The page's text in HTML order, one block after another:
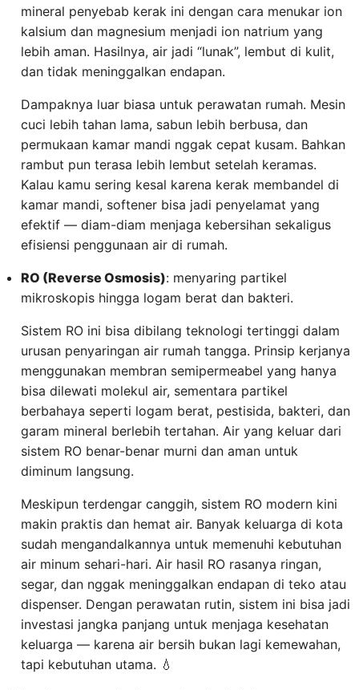
mineral penyebab kerak ini dengan cara menukar ion
kalsium dan magnesium menjadi ion natrium yang
lebih aman. Hasilnya, air jadi “lunak”, lembut di kulit,
dan tidak meninggalkan endapan.
Dampaknya luar biasa untuk perawatan rumah. Mesin
cuci lebih tahan lama, sabun lebih berbusa, dan
permukaan kamar mandi nggak cepat kusam. Bahkan
rambut pun terasa lebih lembut setelah keramas.
Kalau kamu sering kesal karena kerak membandel di
kamar mandi, softener bisa jadi penyelamat yang
efektif — diam-diam menjaga kebersihan sekaligus
efisiensi penggunaan air di rumah.
RO (Reverse Osmosis): menyaring partikel
mikroskopis hingga logam berat dan bakteri.
Sistem RO ini bisa dibilang teknologi tertinggi dalam
urusan penyaringan air rumah tangga. Prinsip kerjanya
menggunakan membran semipermeabel yang hanya
bisa dilewati molekul air, sementara partikel
berbahaya seperti logam berat, pestisida, bakteri, dan
garam mineral berlebih tertahan. Air yang keluar dari
sistem RO benar-benar murni dan aman untuk
diminum langsung.
Meskipun terdengar canggih, sistem RO modern kini
makin praktis dan hemat air. Banyak keluarga di kota
sudah mengandalkannya untuk memenuhi kebutuhan
air minum sehari-hari. Air hasil RO rasanya ringan,
segar, dan nggak meninggalkan endapan di teko atau
dispenser. Dengan perawatan rutin, sistem ini bisa jadi
investasi jangka panjang untuk menjaga kesehatan
keluarga — karena air bersih bukan lagi kemewahan,
tapi kebutuhan utama. 💧